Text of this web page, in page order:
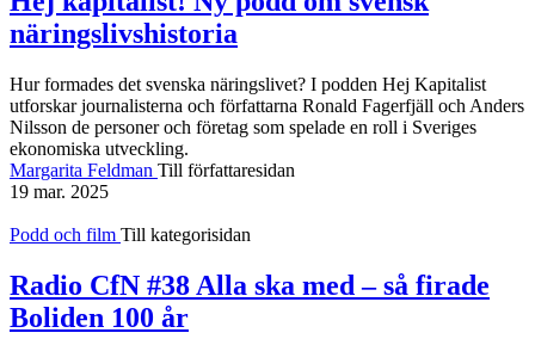
näringslivshistoria
Hur formades det svenska näringslivet? I podden Hej Kapitalist
utforskar journalisterna och författarna Ronald Fagerfjäll och Anders
Nilsson de personer och företag som spelade en roll i Sveriges
ekonomiska utveckling.
Margarita Feldman Till författaresidan
19 mar. 2025
Podd och film Till kategorisidan
Radio CfN #38 Alla ska med – så firade
Boliden 100 år